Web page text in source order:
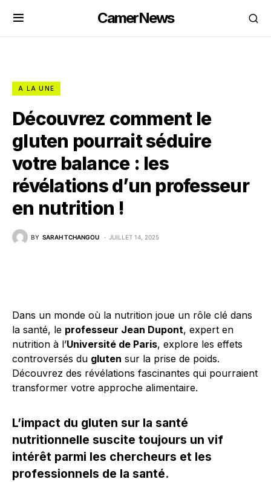
CamerNews
A LA UNE
Découvrez comment le
gluten pourrait séduire
votre balance : les
révélations d’un professeur
en nutrition !
BY SARAH TCHANGOU JUILLET 14, 2025
Dans un monde où la nutrition joue un rôle clé dans
la santé, le professeur Jean Dupont, expert en
nutrition à l’Université de Paris, explore les effets
controversés du gluten sur la prise de poids.
Découvrez des révélations fascinantes qui pourraient
transformer votre approche alimentaire.
L’impact du gluten sur la santé
nutritionnelle suscite toujours un vif
intérêt parmi les chercheurs et les
professionnels de la santé.